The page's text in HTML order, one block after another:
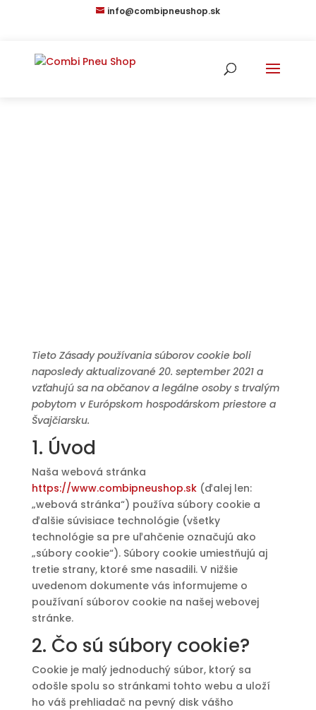
info@combipneushop.sk
Tieto Zásady používania súborov cookie boli
naposledy aktualizované 20. september 2021 a
vzťahujú sa na občanov a legálne osoby s trvalým
pobytom v Európskom hospodárskom priestore a
Švajčiarsku.
1. Úvod
Naša webová stránka
https://www.combipneushop.sk(ďalej len:
„webová stránka“) používa súbory cookie a
ďalšie súvisiace technológie (všetky
technológie sa pre uľahčenie označujú ako
„súbory cookie“). Súbory cookie umiestňujú aj
tretie strany, ktoré sme nasadili. V nižšie
uvedenom dokumente vás informujeme o
používaní súborov cookie na našej webovej
stránke.
2. Čo sú súbory cookie?
Cookie je malý jednoduchý súbor, ktorý sa
odošle spolu so stránkami tohto webu a uloží
ho váš prehliadač na pevný disk vášho